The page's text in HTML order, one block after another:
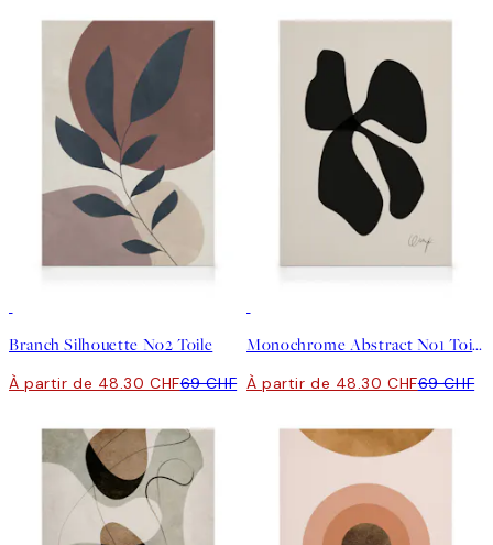
Branch Silhouette No2 Toile
À partir de 48.30 CHF69 CHF
Monochrome Abstract No1 Toile
À partir de 48.30 CHF69 CHF